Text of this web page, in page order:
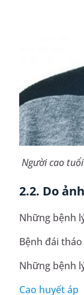
Người cao
2.2. Do
Những bệnh
Bệnh đái
Những bệnh
Cao huyết áp